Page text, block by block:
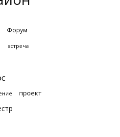
Форум
встреча
проект